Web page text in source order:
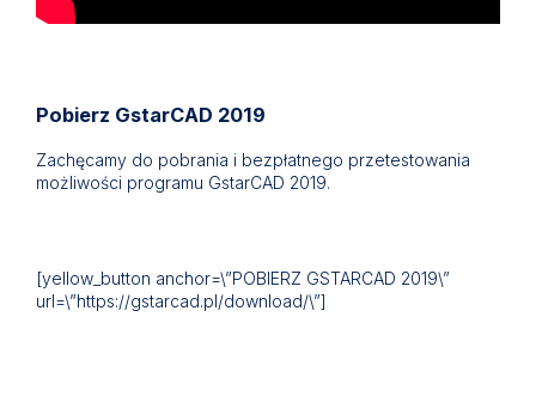
Pobierz GstarCAD 2019
Zachęcamy do pobrania i bezpłatnego przetestowania
możliwości programu GstarCAD 2019.
[yellow_button anchor=\”POBIERZ GSTARCAD 2019\”
url=\”https://gstarcad.pl/download/\”]